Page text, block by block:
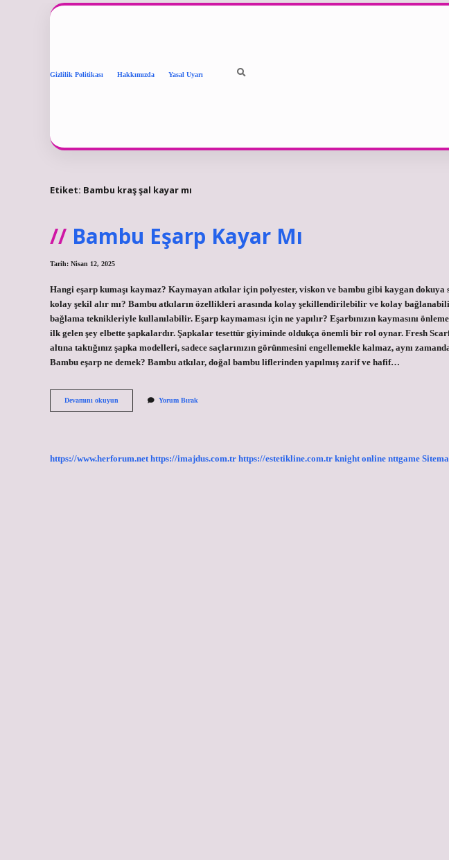
Gizlilik Politikası Hakkımızda Yasal Uyarı
Etiket: Bambu kraş şal kayar mı
Bambu Eşarp Kayar Mı
Tarih: Nisan 12, 2025
Hangi eşarp kumaşı kaymaz? Kaymayan atkılar için polyester, viskon ve bambu gibi kaygan
kolay şekil alır mı? Bambu atkıların özellikleri arasında kolay şekillendirilebilir ve kolay
bağlama teknikleriyle kullanılabilir. Eşarp kaymaması için ne yapılır? Eşarbınızın kaymasını
ilk gelen şey elbette şapkalardır. Şapkalar tesettür giyiminde oldukça önemli bir rol oynar. Fresh
altına taktığınız şapka modelleri, sadece saçlarınızın görünmesini engellemekle kalmaz, aynı
Bambu eşarp ne demek? Bambu atkılar, doğal bambu liflerinden yapılmış zarif ve hafif…
Devamını okuyun
Eşarp
Yorum Bırak
https://www.herforum.net https://imajdus.com.tr https://estetikline.com.tr knight online nttgame